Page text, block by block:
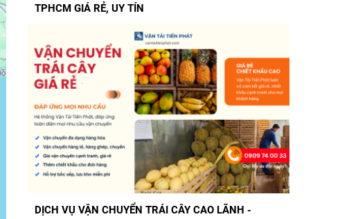
TPHCM GIÁ RẺ, UY TÍN
DỊCH VỤ VẬN CHUYỂN HÀNG ĐÔNG LẠNH GIÁ RẺ